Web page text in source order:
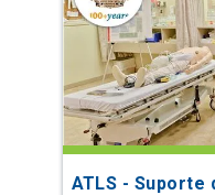
ATLS - Suporte